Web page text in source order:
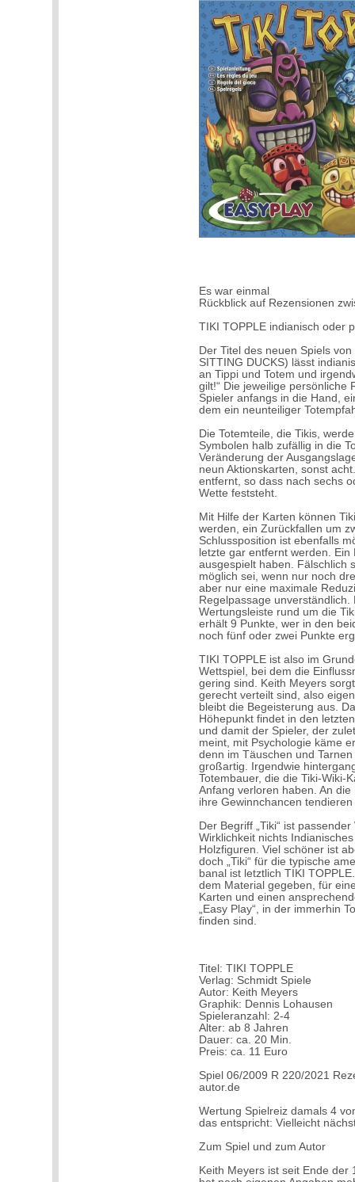
Es war einmal
Rückblick auf Rezensionen
TIKI TOPPLE indianisch oder
Der Titel des neuen Spiels
SITTING DUCKS) lässt
an Tippi und Totem und
gilt!“ Die jeweilige persönliche
Spieler anfangs in die Hand,
dem ein neunteiliger
Die Totemteile, die Tikis,
Symbolen halb zufällig in die
Veränderung der
neun Aktionskarten, sonst
entfernt, so dass nach sechs
Wette feststeht.
Mit Hilfe der Karten können
werden, ein Zurückfallen um
Schlussposition ist ebenfalls
letzte gar entfernt werden.
ausgespielt haben. Fälschlich
möglich sei, wenn nur noch
aber nur eine maximale
Regelpassage
Wertungsleiste rund um die
erhält 9 Punkte, wer in den
noch fünf oder zwei Punkte
TIKI TOPPLE ist also im
Wettspiel, bei dem die
gering sind. Keith Meyers
gerecht verteilt sind, also
bleibt die Begeisterung aus.
Höhepunkt findet in den
und damit der Spieler, der
meint, mit Psychologie käme
denn im Täuschen und
großartig. Irgendwie
Totembauer, die die Tiki-Wiki-
Anfang verloren haben. An
ihre Gewinnchancen
Der Begriff „Tiki“ ist
Wirklichkeit nichts
Holzfiguren. Viel schöner ist
doch „Tiki“ für die typische
banal ist letztlich TIKI
dem Material gegeben, für
Karten und einen
„Easy Play“, in der immerhin
finden sind.
Titel: TIKI TOPPLE
Verlag: Schmidt Spiele
Autor: Keith Meyers
Graphik: Dennis Lohausen
Spieleranzahl: 2-4
Alter: ab 8 Jahren
Dauer: ca. 20 Min.
Preis: ca. 11 Euro
Spiel 06/2009 R 220/2021
autor.de
Wertung Spielreiz damals 4
das entspricht: Vielleicht
Zum Spiel und zum Autor
Keith Meyers ist seit Ende